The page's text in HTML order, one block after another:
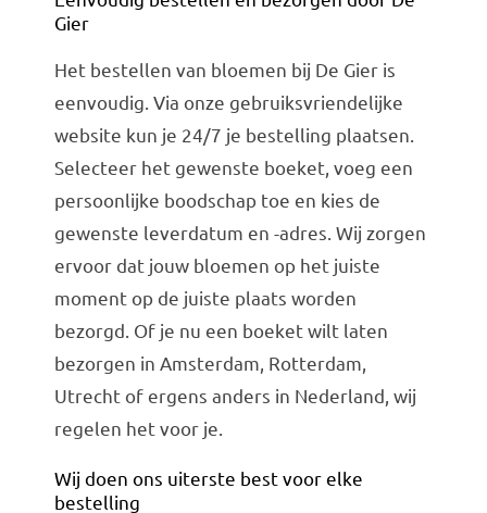
Gier
Het bestellen van bloemen bij De Gier is
eenvoudig. Via onze gebruiksvriendelijke
website kun je 24/7 je bestelling plaatsen.
Selecteer het gewenste boeket, voeg een
persoonlijke boodschap toe en kies de
gewenste leverdatum en -adres. Wij zorgen
ervoor dat jouw bloemen op het juiste
moment op de juiste plaats worden
bezorgd. Of je nu een boeket wilt laten
bezorgen in Amsterdam, Rotterdam,
Utrecht of ergens anders in Nederland, wij
regelen het voor je.
Wij doen ons uiterste best voor elke
bestelling